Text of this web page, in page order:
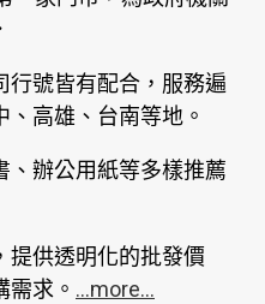
行號皆有配合，服務遍
高雄、台南等地。
、辦公用紙等多樣推薦
提供透明化的批發價
求。 ...more...